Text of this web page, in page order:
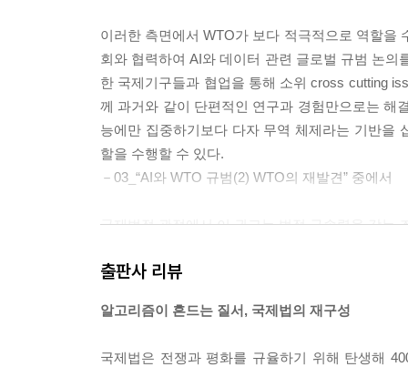
이러한 측면에서 WTO가 보다 적극적으로 역할을
회와 협력하여 AI와 데이터 관련 글로벌 규범 논
한 국제기구들과 협업을 통해 소위 cross cutting
께 과거와 같이 단편적인 연구과 경험만으로는 해
능에만 집중하기보다 다자 무역 체제라는 기반을
할을 수행할 수 있다.
－03_“AI와 WTO 규범(2) WTO의 재발견” 중에서
국제법적 관점에서 이 권고는 법적 구속력을 갖는
책적 준거를 제공한다. 둘째, 국제 인권법을 포함
다.
출판사 리뷰
알고리즘이 흔드는 질서, 국제법의 재구성
국제법은 전쟁과 평화를 규율하기 위해 탄생해